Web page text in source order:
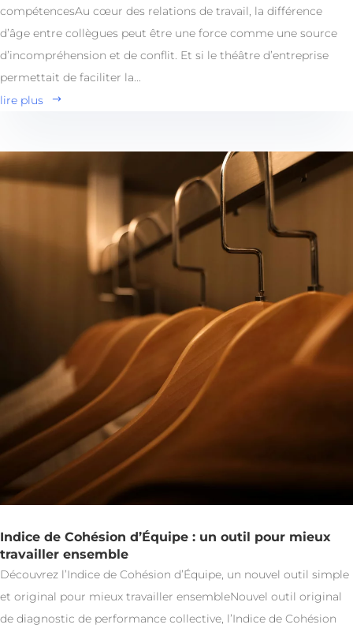
compétencesAu cœur des relations de travail, la différence
d’âge entre collègues peut être une force comme une source
d’incompréhension et de conflit. Et si le théâtre d’entreprise
permettait de faciliter la...
lire plus
Indice de Cohésion d’Équipe : un outil pour mieux
travailler ensemble
Découvrez l’Indice de Cohésion d’Équipe, un nouvel outil simple
et original pour mieux travailler ensembleNouvel outil original
de diagnostic de performance collective, l’Indice de Cohésion